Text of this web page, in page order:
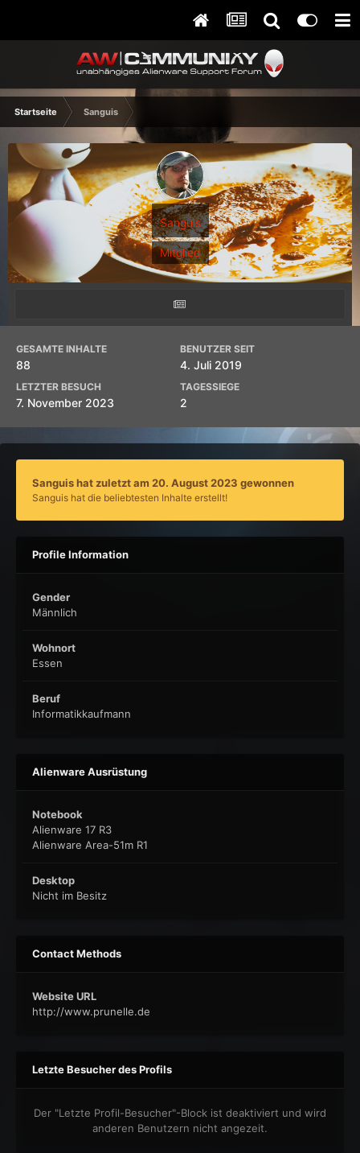
Startseite Sanguis
Sanguis
Mitglied
GESAMTE INHALTE
88
BENUTZER SEIT
4. Juli 2019
LETZTER BESUCH
7. November 2023
TAGESSIEGE
2
Sanguis hat zuletzt am 20. August 2023 gewonnen
Sanguis hat die beliebtesten Inhalte erstellt!
Profile Information
Gender
Männlich
Wohnort
Essen
Beruf
Informatikkaufmann
Alienware Ausrüstung
Notebook
Alienware 17 R3
Alienware Area-51m R1
Desktop
Nicht im Besitz
Contact Methods
Website URL
http://www.prunelle.de
Letzte Besucher des Profils
Der "Letzte Profil-Besucher"-Block ist deaktiviert und wird
anderen Benutzern nicht angezeit.